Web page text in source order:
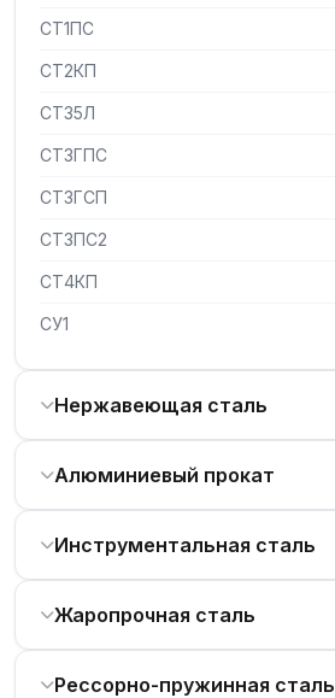
СТ1ПС
СТ2КП
СТ35Л
СТ3ГПС
СТ3ГСП
СТ3ПС2
СТ4КП
СУ1
Нержавеющая сталь
Алюминиевый прокат
Инструментальная сталь
Жаропрочная сталь
Рессорно-пружинная сталь